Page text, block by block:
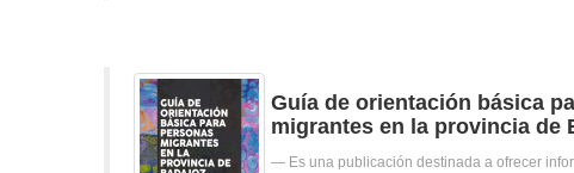
Guía de orientación básica
migrantes en la provincia de
Es una publicación destinada a ofrecer